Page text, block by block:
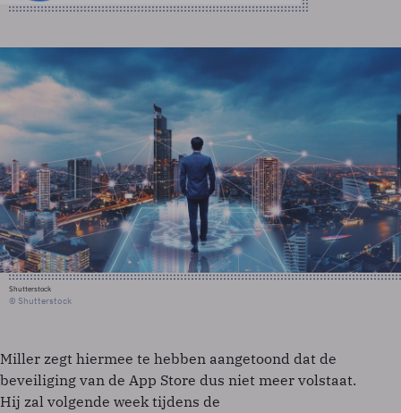
Shutterstock
© Shutterstock
Miller zegt hiermee te hebben aangetoond dat de
beveiliging van de App Store dus niet meer volstaat.
Hij zal volgende week tijdens de